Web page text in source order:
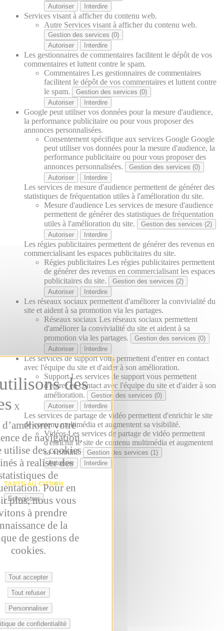
Autoriser
Interdire
Services visant à afficher du contenu web.
Autre Services visant à afficher du contenu web.
Gestion des services (0)
Autoriser
Interdire
Les gestionnaires de commentaires facilitent le dépôt de vos
commentaires et luttent contre le spam.
Commentaires Les gestionnaires de commentaires
facilitent le dépôt de vos commentaires et luttent contre
le spam.
Gestion des services (0)
Autoriser
Interdire
Google peut utiliser vos données pour la mesure d'audience,
la performance publicitaire ou pour vous proposer des
annonces personnalisées.
Consentement spécifique aux services Google Google
peut utiliser vos données pour la mesure d'audience, la
performance publicitaire ou pour vous proposer des
annonces personnalisées.
Gestion des services (0)
Autoriser
Interdire
Les services de mesure d'audience permettent de générer des
statistiques de fréquentation utiles à l'amélioration du site.
Mesure d'audience Les services de mesure d'audience
permettent de générer des statistiques de fréquentation
utiles à l'amélioration du site.
Gestion des services (2)
Autoriser
Interdire
Les régies publicitaires permettent de générer des revenus en
commercialisant les espaces publicitaires du site.
Régies publicitaires Les régies publicitaires permettent
de générer des revenus en commercialisant les espaces
publicitaires du site.
Gestion des services (2)
Autoriser
Interdire
Les réseaux sociaux permettent d'améliorer la convivialité du
site et aident à sa promotion via les partages.
Réseaux sociaux Les réseaux sociaux permettent
d'améliorer la convivialité du site et aident à sa
promotion via les partages.
Gestion des services (0)
Autoriser
Interdire
Les services de support vous permettent d'entrer en contact
avec l'équipe du site et d'aider à son amélioration.
Support Les services de support vous permettent
d'entrer en contact avec l'équipe du site et d'aider à son
amélioration.
Gestion des services (0)
Autoriser
Interdire
Les services de partage de vidéo permettent d'enrichir le site
de contenu multimédia et augmentent sa visibilité.
Vidéos Les services de partage de vidéo permettent
d'enrichir le site de contenu multimédia et augmentent
sa visibilité.
Gestion des services (1)
Autoriser
Interdire
Enregistrer
X
votre
de navigation,
utilise des cookies
à realiser des
de
Pour en
plus, nous vous
à prendre
de la
de gestions de
cookies.
Tout accepter
Tout refuser
Personnaliser
de confidentialité